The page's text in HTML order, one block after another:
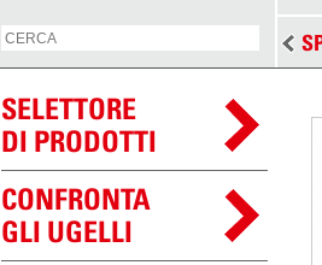
SELETTORE
DI PRODOTTI
CONFRONTA
GLI UGELLI